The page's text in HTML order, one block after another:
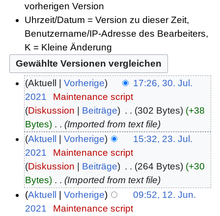
vorherigen Version
Uhrzeit/Datum = Version zu dieser Zeit,
Benutzername/IP-Adresse des Bearbeiters,
K = Kleine Änderung
Aktuell Vorherige
17:26, 30. Jul.
2021
Maintenance script
Diskussion
Beiträge 302 Bytes
+38
Bytes ‎
Imported from text file
Aktuell
Vorherige
15:32, 23. Jul.
2021
Maintenance script
Diskussion
Beiträge 264 Bytes
+30
Bytes ‎
Imported from text file
Aktuell
Vorherige
09:52, 12. Jun.
2021
Maintenance script